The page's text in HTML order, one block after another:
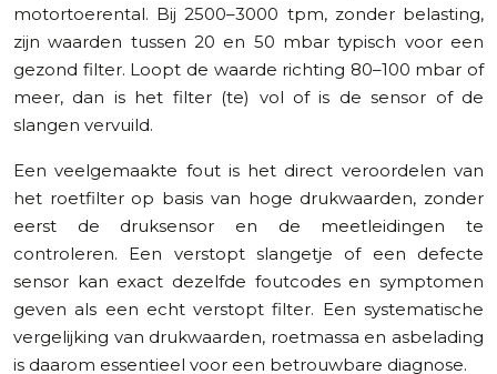
motortoerental. Bij 2500–3000 tpm, zonder belasting,
zijn waarden tussen 20 en 50 mbar typisch voor een
gezond filter. Loopt de waarde richting 80–100 mbar of
meer, dan is het filter (te) vol of is de sensor of de
slangen vervuild.
Een veelgemaakte fout is het direct veroordelen van
het roetfilter op basis van hoge drukwaarden, zonder
eerst de druksensor en de meetleidingen te
controleren. Een verstopt slangetje of een defecte
sensor kan exact dezelfde foutcodes en symptomen
geven als een echt verstopt filter. Een systematische
vergelijking van drukwaarden, roetmassa en asbelading
is daarom essentieel voor een betrouwbare diagnose.